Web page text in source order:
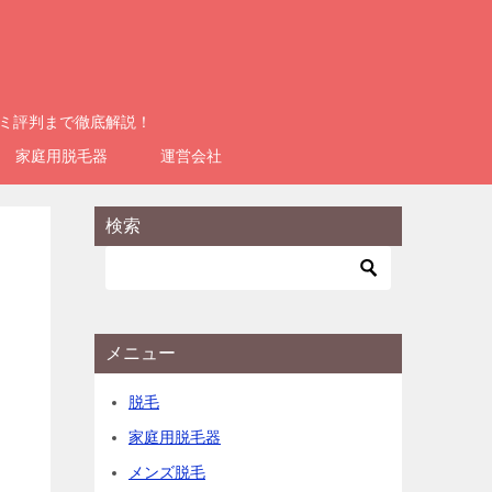
評判まで徹底解説！
家庭用脱毛器
運営会社
検索
メニュー
脱毛
家庭用脱毛器
メンズ脱毛